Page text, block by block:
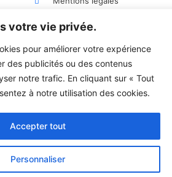
votre vie privée.
pour améliorer votre expérience
des publicités ou des contenus
notre trafic. En cliquant sur « Tout
à notre utilisation des cookies.
Personnaliser
Accepter tout
Politiques de
confidentialité
Conditions générales de
vente
Règlement et Expédition
DROITS RÉSERVÉS - LCR
par l’agence WebJsemproduction